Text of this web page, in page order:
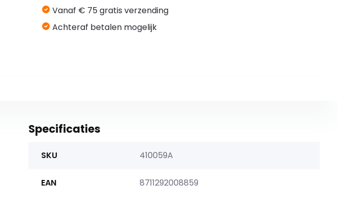
Vanaf € 75 gratis verzending
Achteraf betalen mogelijk
Specificaties
SKU 410059A
EAN 8711292008859